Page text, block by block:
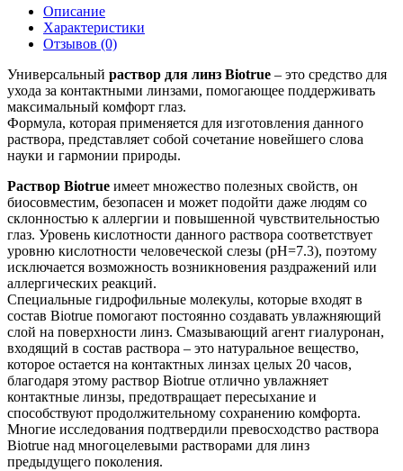
Описание
Характеристики
Отзывов (0)
Универсальный раствор для линз Biotrue – это средство для
ухода за контактными линзами, помогающее поддерживать
максимальный комфорт глаз.
Формула, которая применяется для изготовления данного
раствора, представляет собой сочетание новейшего слова
науки и гармонии природы.
Раствор Biotrue имеет множество полезных свойств, он
биосовместим, безопасен и может подойти даже людям со
склонностью к аллергии и повышенной чувствительностью
глаз. Уровень кислотности данного раствора соответствует
уровню кислотности человеческой слезы (рН=7.3), поэтому
исключается возможность возникновения раздражений или
аллергических реакций.
Специальные гидрофильные молекулы, которые входят в
состав Biotrue помогают постоянно создавать увлажняющий
слой на поверхности линз. Смазывающий агент гиалуронан,
входящий в состав раствора – это натуральное вещество,
которое остается на контактных линзах целых 20 часов,
благодаря этому раствор Biotrue отлично увлажняет
контактные линзы, предотвращает пересыхание и
способствуют продолжительному сохранению комфорта.
Многие исследования подтвердили превосходство раствора
Biotrue над многоцелевыми растворами для линз
предыдущего поколения.